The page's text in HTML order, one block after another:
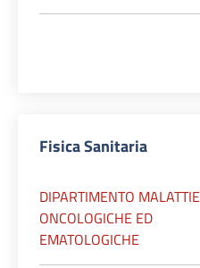
Fisica Sanitaria
DIPARTIMENTO MALATTIE
ONCOLOGICHE ED
EMATOLOGICHE